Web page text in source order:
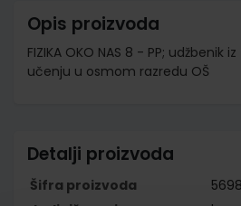
Opis proizvoda
FIZIKA OKO NAS 8 - PP; udžbenik
učenju u osmom razredu OŠ
Detalji proizvoda
Šifra proizvoda